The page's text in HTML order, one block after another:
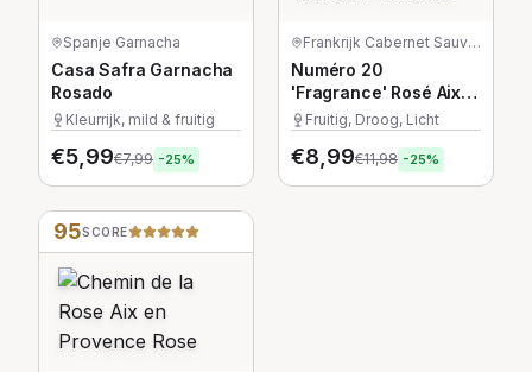
Spanje·Garnacha
Casa Safra Garnacha
Rosado
Kleurrijk, mild & fruitig
€5,99€7,99 -25%
Frankrijk· Cabernet Sauvignon/Cinsault/Grenache
Numéro 20
'Fragrance' Rosé Aix-
en-Provence
Fruitig, Droog, Licht
€8,99€11,98 -25%
95SCORE